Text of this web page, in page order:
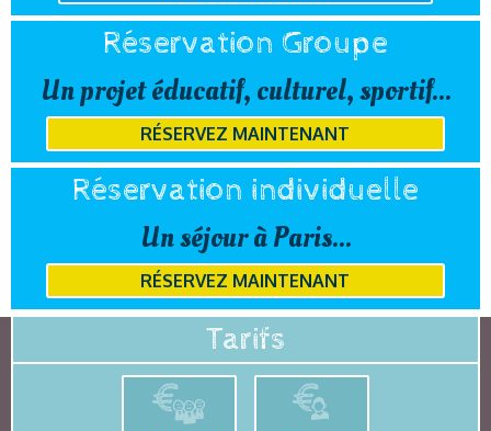
Réservation Groupe
Un projet éducatif, culturel, sportif...
RÉSERVEZ MAINTENANT
Réservation individuelle
Un séjour à Paris...
RÉSERVEZ MAINTENANT
Tarifs